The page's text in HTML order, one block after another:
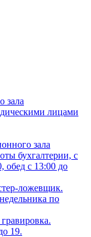
зала
лицами
зала
бухгалтерии, с
обед с 13:00 до
ложевщик.
по
19.